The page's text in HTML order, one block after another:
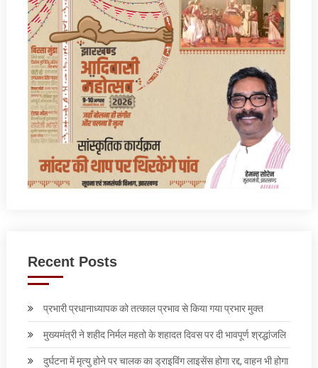
Recent Posts
प्रभारी प्रधानाध्यापक को तत्काल प्रभाव से किया गया प्रभार मुक्त
मुख्यमंत्री ने शहीद निर्मल महतो के शहादत दिवस पर दी भावपूर्ण श्रद्धांजलि
दुर्घटना में मृत्यु होने पर चालक का ड्राइविंग लाइसेंस होगा रद्द, वाहन भी होगा